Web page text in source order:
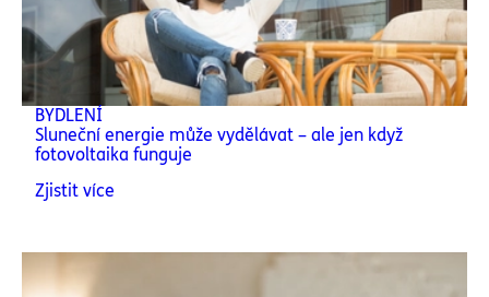
BYDLENÍ
Sluneční energie může vydělávat – ale jen když
fotovoltaika funguje
Zjistit více